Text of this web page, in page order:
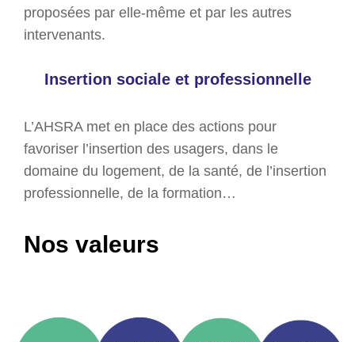
proposées par elle-même et par les autres
intervenants.
Insertion sociale et professionnelle
L’AHSRA met en place des actions pour
favoriser l’insertion des usagers, dans le
domaine du logement, de la santé, de l’insertion
professionnelle, de la formation…
Nos valeurs